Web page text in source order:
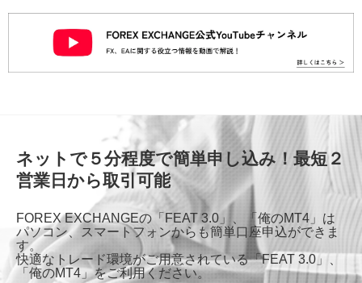
ネットで５分程度で簡単申し込み！最短２
営業日から取引可能
FOREX EXCHANGEの「FEAT 3.0」、「俺のMT4」は
パソコン、スマートフォンからも簡単口座申込ができま
す。
快適なトレード環境がご用意されている「FEAT 3.0」、
「俺のMT4」をご利用ください。